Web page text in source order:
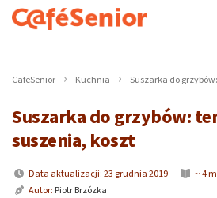
CafeSenior Kuchnia Suszarka do
Suszarka do grzybów:
suszenia, koszt
Data aktualizacji: 23 grudnia 2019
~ 4
Autor: Piotr Brzózka